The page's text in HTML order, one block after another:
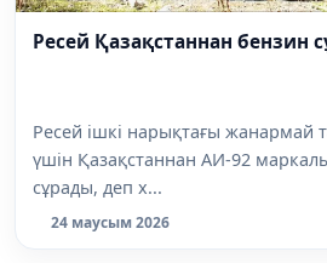
Ресей Қазақстаннан бензин
Ресей ішкі нарықтағы жанармай
үшін Қазақстаннан АИ-92
сұрады, деп х...
24 маусым 2026